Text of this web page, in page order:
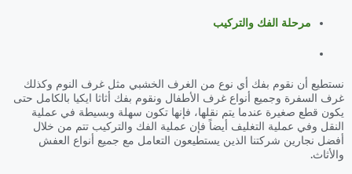
مرحلة الفك والتركيب
نستطيع أن نقوم بفك أي نوع من الغرف الخشبي مثل غرف النوم وكذلك
غرف السفرة وجميع أنواع غرف الأطفال ونقوم بفك أثاثا ايكيا بالكامل حتى
يكون قطع صغيرة عندما يتم نقلها، فإنها تكون سهلة وبسيطة في عملية
النقل وفي عملية التغليف أيضاً فإن عملية الفك والتركيب تتم من خلال
أفضل نجارين شركتنا الذين يستطيعون التعامل مع جميع أنواع العفش
والأثاث.